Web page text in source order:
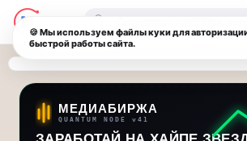
Последние
новости
и
обновления
потока:
—
Главный
столичный
🔍
МЕДИАБИРЖА
QUANTUM NODE v41
🍪 Мы используем файлы куки для
быстрой работы сайта.